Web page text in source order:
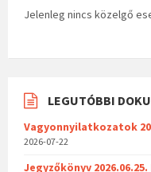
Jelenleg nincs közelgő
LEGUTÓBBI
Vagyonnyilatkozatok
2026-07-22
Jegyzőkönyv